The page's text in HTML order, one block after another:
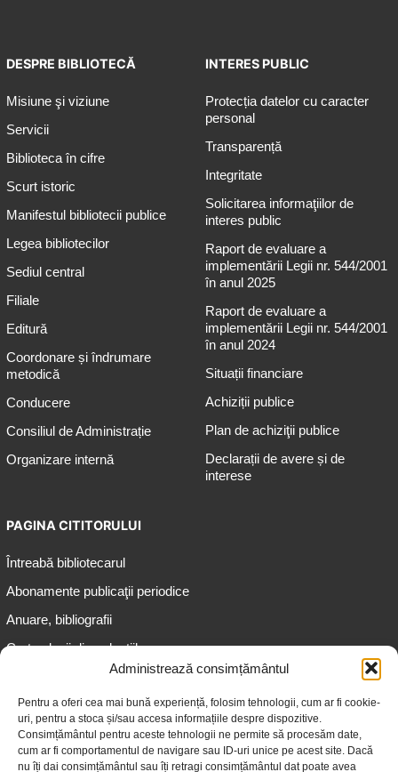
Administrează consimțământul
Pentru a oferi cea mai bună experiență, folosim tehnologii, cum ar fi cookie-
uri, pentru a stoca și/sau accesa informațiile despre dispozitive.
Consimțământul pentru aceste tehnologii ne permite să procesăm date,
cum ar fi comportamentul de navigare sau ID-uri unice pe acest site. Dacă
nu îți dai consimțământul sau îți retragi consimțământul dat poate avea
DESPRE BIBLIOTECĂ
Misiune şi viziune
Servicii
Biblioteca în cifre
Scurt istoric
Manifestul bibliotecii publice
Legea bibliotecilor
Sediul central
Filiale
Editură
Coordonare și îndrumare
metodică
Conducere
Consiliul de Administrație
Organizare internă
INTERES PUBLIC
Protecția datelor cu caracter
personal
Transparență
Integritate
Solicitarea informaţiilor de
interes public
Raport de evaluare a
implementării Legii nr. 544/2001
în anul 2025
Raport de evaluare a
implementării Legii nr. 544/2001
în anul 2024
Situații financiare
Achiziții publice
Plan de achiziţii publice
Declarații de avere și de
interese
PAGINA CITITORULUI
Întreabă bibliotecarul
Abonamente publicaţii periodice
Anuare, bibliografii
Cartea lunii din colecțiile
Informații pentru adolescenți
Informații pentru adulți